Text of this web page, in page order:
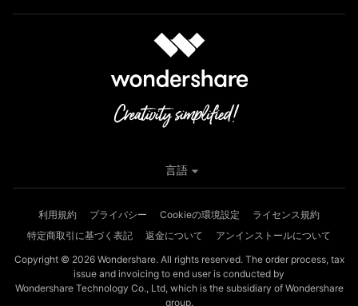
利用規約 プライバシー Cookieの環境設定
ライセンス規約
特定商取引に基づく表記
返金について
アンインストールについて
Copyright © 2026 Wondershare. All rights reserved. The order process, tax
issue and invoicing to end user is conducted by
Wondershare Technology Co., Ltd, which is the subsidiary of Wondershare
group.
言語